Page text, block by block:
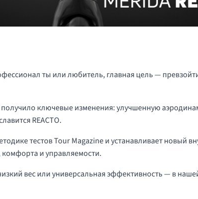
ты или любитель, главная цель —
ключевые изменения: улучшенную
REACTO.
тестовTour Magazineи устанавливает новый
и управляемости.
вес или универсальная эффективность — в